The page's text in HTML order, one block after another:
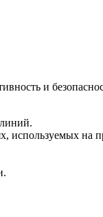
и
используемых на